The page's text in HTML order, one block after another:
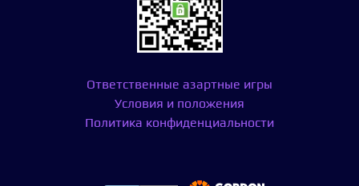
Ответственные азартные игры
Условия и положения
Политика конфиденциальности